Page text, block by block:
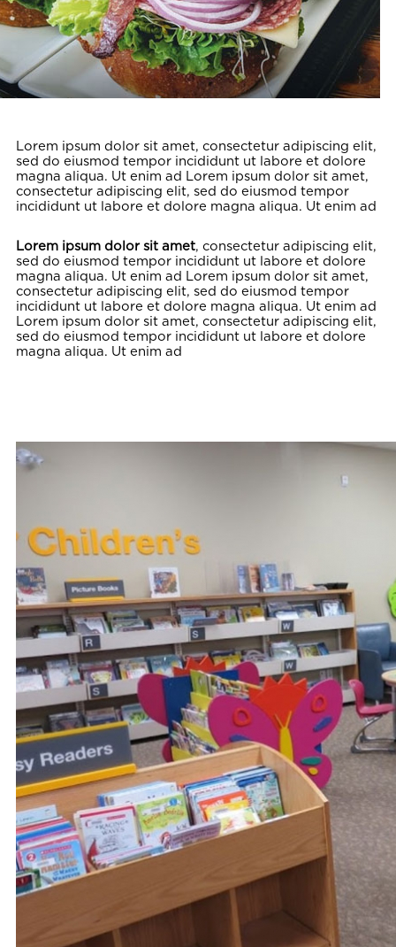
Lorem ipsum dolor sit amet, consectetur adipiscing elit,
sed do eiusmod tempor incididunt ut labore et dolore
magna aliqua. Ut enim ad Lorem ipsum dolor sit amet,
consectetur adipiscing elit, sed do eiusmod tempor
incididunt ut labore et dolore magna aliqua. Ut enim ad
Lorem ipsum dolor sit amet, consectetur adipiscing elit,
sed do eiusmod tempor incididunt ut labore et dolore
magna aliqua. Ut enim ad Lorem ipsum dolor sit amet,
consectetur adipiscing elit, sed do eiusmod tempor
incididunt ut labore et dolore magna aliqua. Ut enim ad
Lorem ipsum dolor sit amet, consectetur adipiscing elit,
sed do eiusmod tempor incididunt ut labore et dolore
magna aliqua. Ut enim ad